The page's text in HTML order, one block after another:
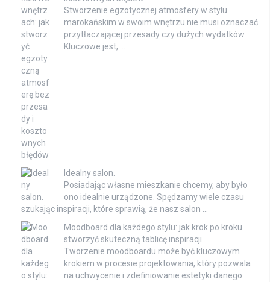
Stworzenie egzotycznej atmosfery w stylu
marokańskim w swoim wnętrzu nie musi oznaczać
przytłaczającej przesady czy dużych wydatków.
Kluczowe jest, …
Idealny salon.
Posiadając własne mieszkanie chcemy, aby było
ono idealnie urządzone. Spędzamy wiele czasu
szukając inspiracji, które sprawią, że nasz salon …
Moodboard dla każdego stylu: jak krok po kroku
stworzyć skuteczną tablicę inspiracji
Tworzenie moodboardu może być kluczowym
krokiem w procesie projektowania, który pozwala
na uchwycenie i zdefiniowanie estetyki danego